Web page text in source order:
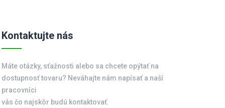
Kontaktujte nás
Máte otázky, sťažnosti alebo sa chcete opýtať na
dostupnosť tovaru? Neváhajte nám napísať a naší
pracovníci
vás čo najskôr budú kontaktovať.